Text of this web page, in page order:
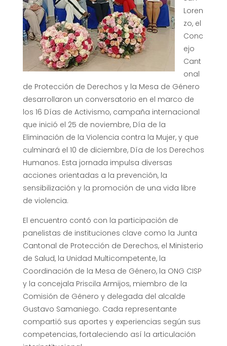
Loren
zo, el
Conc
ejo
Cant
onal
de Protección de Derechos y la Mesa de Género
desarrollaron un conversatorio en el marco de
los 16 Días de Activismo, campaña internacional
que inició el 25 de noviembre, Día de la
Eliminación de la Violencia contra la Mujer, y que
culminará el 10 de diciembre, Día de los Derechos
Humanos. Esta jornada impulsa diversas
acciones orientadas a la prevención, la
sensibilización y la promoción de una vida libre
de violencia.
El encuentro contó con la participación de
panelistas de instituciones clave como la Junta
Cantonal de Protección de Derechos, el Ministerio
de Salud, la Unidad Multicompetente, la
Coordinación de la Mesa de Género, la ONG CISP
y la concejala Priscila Armijos, miembro de la
Comisión de Género y delegada del alcalde
Gustavo Samaniego. Cada representante
compartió sus aportes y experiencias según sus
competencias, fortaleciendo así la articulación